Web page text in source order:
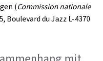
(Commission nationale
Boulevard du Jazz L-4370